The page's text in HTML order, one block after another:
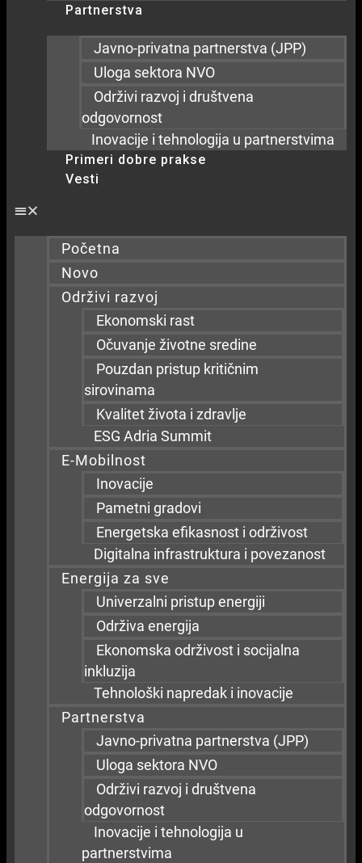
Partnerstva
Javno-privatna partnerstva (JPP)
Uloga sektora NVO
Održivi razvoj i društvena
odgovornost
Inovacije i tehnologija u partnerstvima
Primeri dobre prakse
Vesti
Početna
Novo
Održivi razvoj
Ekonomski rast
Očuvanje životne sredine
Pouzdan pristup kritičnim
sirovinama
Kvalitet života i zdravlje
ESG Adria Summit
E-Mobilnost
Inovacije
Pametni gradovi
Energetska efikasnost i održivost
Digitalna infrastruktura i povezanost
Energija za sve
Univerzalni pristup energiji
Održiva energija
Ekonomska održivost i socijalna
inkluzija
Tehnološki napredak i inovacije
Partnerstva
Javno-privatna partnerstva (JPP)
Uloga sektora NVO
Održivi razvoj i društvena
odgovornost
Inovacije i tehnologija u
partnerstvima